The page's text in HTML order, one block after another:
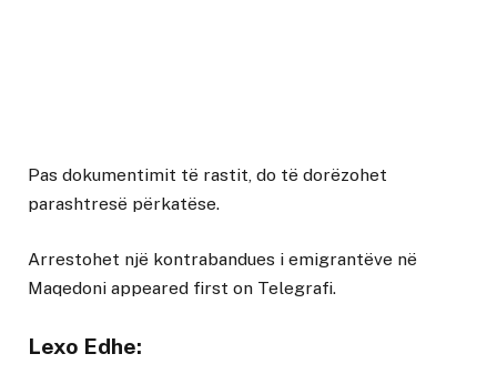
Pas dokumentimit të rastit, do të dorëzohet
parashtresë përkatëse.
Arrestohet një kontrabandues i emigrantëve në
Maqedoni appeared first on Telegrafi.
Lexo Edhe: